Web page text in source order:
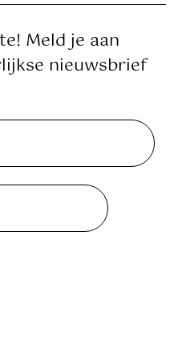
Meld je aan
nieuwsbrief